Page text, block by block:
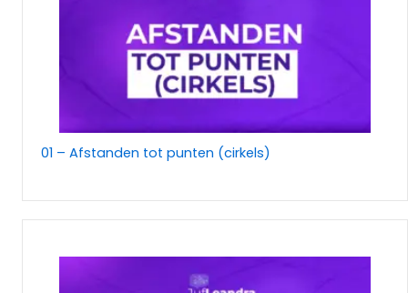
01 – Afstanden tot punten (cirkels)